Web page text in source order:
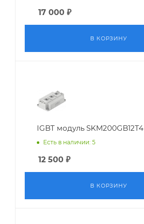
17 000 ₽
В КОРЗИНУ
IGBT модуль SKM200GB12T4
Есть в наличии: 5
12 500 ₽
В КОРЗИНУ